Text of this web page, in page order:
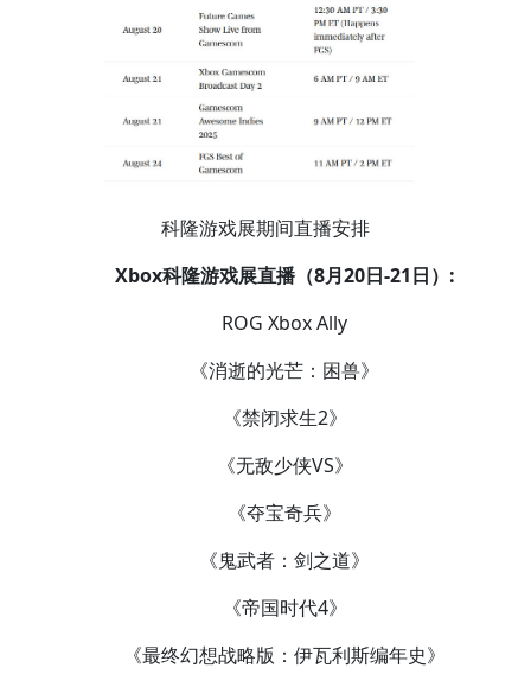
科隆游戏展期间直播安排
Xbox科隆游戏展直播（8月20日-21日）:
ROG Xbox Ally
《消逝的光芒：困兽》
《禁闭求生2》
《无敌少侠VS》
《夺宝奇兵》
《鬼武者：剑之道》
《帝国时代4》
《最终幻想战略版：伊瓦利斯编年史》